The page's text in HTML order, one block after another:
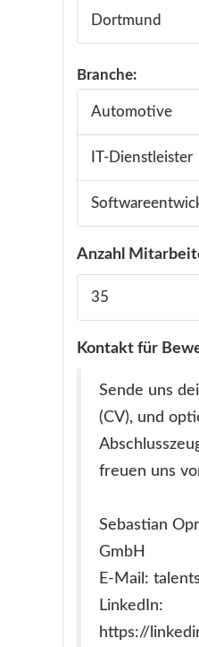
Dortmund
Branche:
Automotive
IT-Dienstleister
Anzahl
35
Kontakt für
Sende uns
(CV), und
freuen uns
Sebastian
GmbH
E-Mail:
LinkedIn:
https://